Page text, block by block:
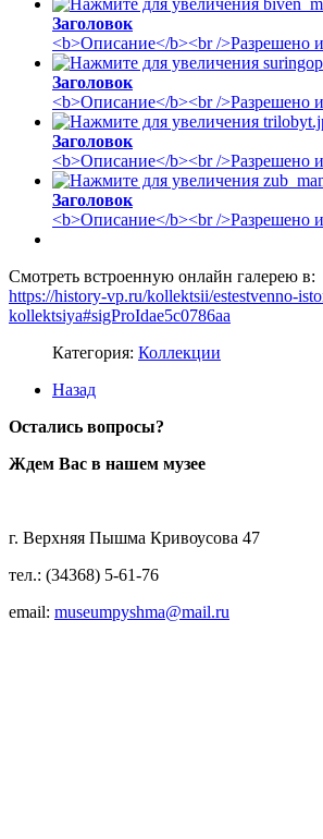
Заголовок
<b>Описание</b><br />Разрешено
Заголовок
<b>Описание</b><br />Разрешено
Заголовок
<b>Описание</b><br />Разрешено
Заголовок
<b>Описание</b><br />Разрешено
Смотреть встроенную онлайн галерею в:
https://history-vp.ru/kollektsii/estestvenno-
kollektsiya#sigProIdae5c0786aa
Категория: Коллекции
Назад
Остались вопросы?
Ждем Вас в нашем музее
г. Верхняя Пышма Кривоусова 47
тел.: (34368) 5-61-76
email: museumpyshma@mail.ru